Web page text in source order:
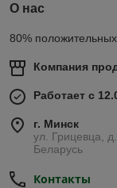
О нас
80%
Компания
Работает с
г. Минск
ул. Грицевца,
Беларусь
Контакты